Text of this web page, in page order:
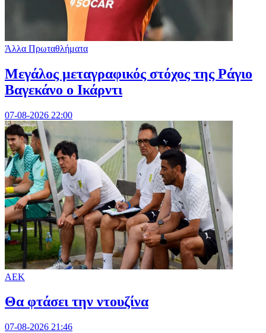
Άλλα Πρωταθλήματα
Μεγάλος μεταγραφικός στόχος της Ράγιο
Βαγεκάνο ο Ικάρντι
07-08-2026 22:00
ΑΕΚ
Θα φτάσει την ντουζίνα
07-08-2026 21:46